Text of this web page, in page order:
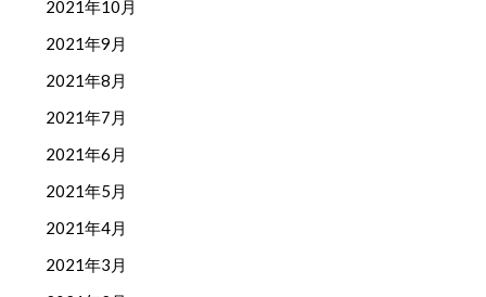
2021年10月
2021年9月
2021年8月
2021年7月
2021年6月
2021年5月
2021年4月
2021年3月